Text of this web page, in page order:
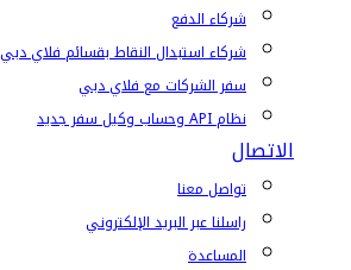
شركاء الدفع
شركاء استبدال النقاط بقسائم فلاي دبي
سفر الشركات مع فلاي دبي
نظام API وحساب وكيل سفر جديد
الاتصال
تواصل معنا
راسلنا عبر البريد الإلكتروني
المساعدة